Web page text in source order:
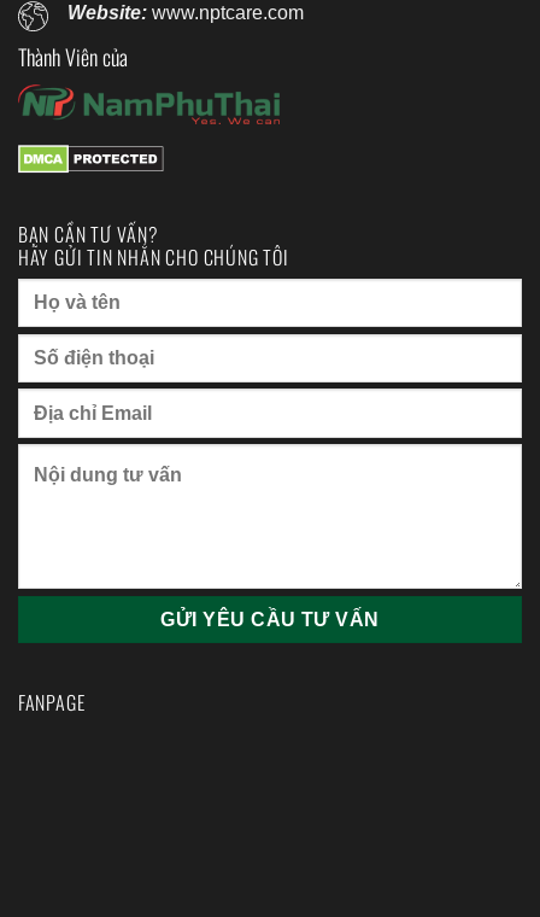
Website:www.nptcare.com
Thành Viên của
BẠN CẦN TƯ VẤN?
HÃY GỬI TIN NHẮN CHO CHÚNG TÔI
FANPAGE